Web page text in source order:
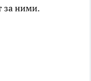
за ними.